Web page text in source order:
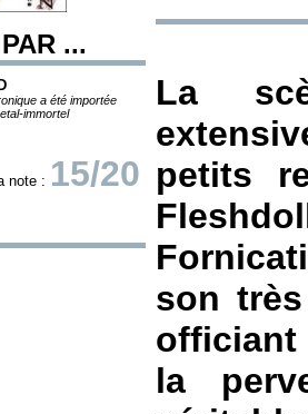
...
a été importée
immortel
note : 15/20
La
petits
son
officiant
la